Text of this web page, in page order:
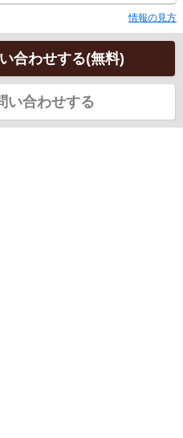
情報の見方
合わせする(無料)
い合わせする